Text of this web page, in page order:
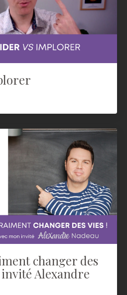
changer des
Alexandre